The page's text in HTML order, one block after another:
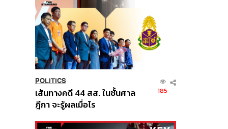
POLITICS
เส้นทางคดี 44 สส. ในชั้นศาล
ฎีกา จะรู้ผลเมื่อไร
185